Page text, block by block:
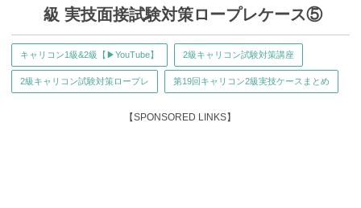
級 実技面接試験対策ロープレケース⑤
キャリコン1級&2級【▶YouTube】 2級キャリコン試験対策講座
2級キャリコン試験対策ロープレ 第19回キャリコン2級実技ケースまとめ
【SPONSORED LINKS】